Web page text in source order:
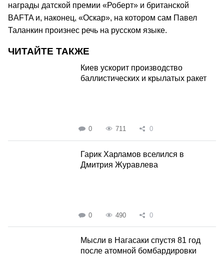
награды датской премии «Роберт» и британской
BAFTA и, наконец, «Оскар», на котором сам Павел
Таланкин произнес речь на русском языке.
ЧИТАЙТЕ ТАКЖЕ
Киев ускорит производство
баллистических и крылатых ракет
0 711 0
Гарик Харламов вселился в
Дмитрия Журавлева
0 490 0
Мысли в Нагасаки спустя 81 год
после атомной бомбардировки